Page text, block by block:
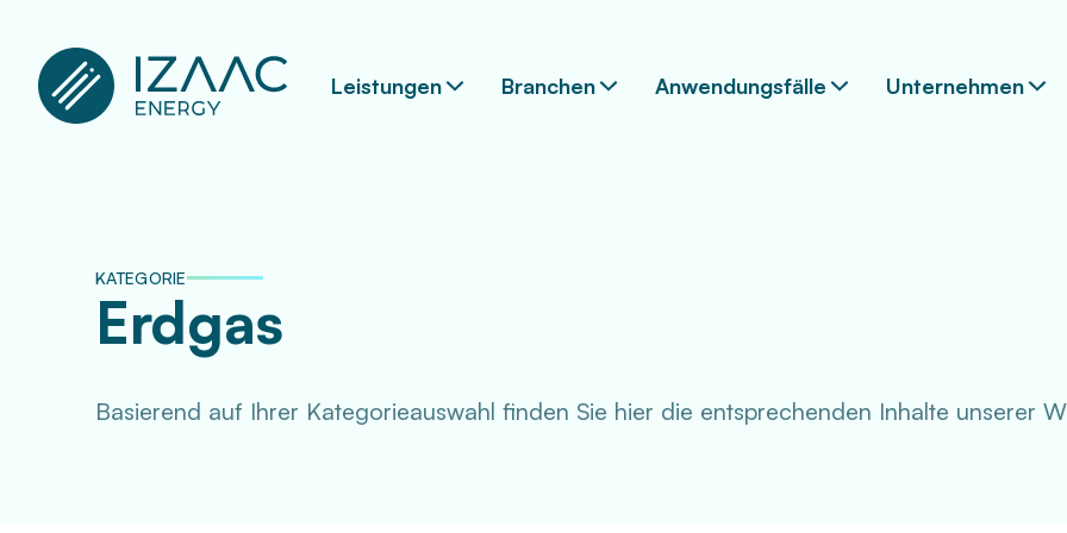
Leistungen Branchen Anwendungsfälle Unternehmen
KATEGORIE
Erdgas
Basierend auf Ihrer Kategorieauswahl finden Sie hier die entsprechenden Inhalte unserer